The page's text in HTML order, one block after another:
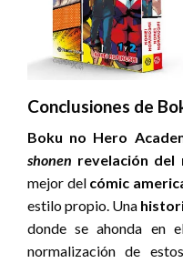
Conclusiones de
Boku no Hero
shonen revelación del
mejor del cómic
estilo propio. Una
donde se ahonda en
normalización de